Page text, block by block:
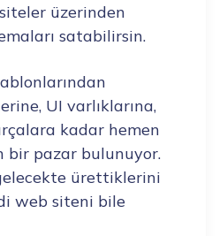
üzerinden
satabilirsin.
UI varlıklarına,
kadar hemen
bir pazar bulunuyor.
ürettiklerini
web siteni bile